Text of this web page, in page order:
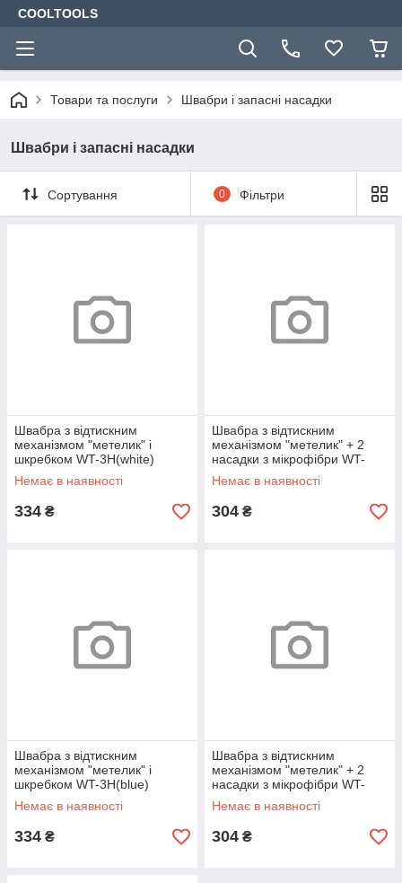
COOLTOOLS
Товари та послуги Швабри і запасні насадки
Швабри і запасні насадки
Сортування 0 Фільтри
Швабра з відтискним
механізмом "метелик" і
шкребком WT-3H(white)
Немає в наявності
334 ₴
Швабра з відтискним
механізмом "метелик" + 2
насадки з мікрофібри WT-
XH(white)
Немає в наявності
304 ₴
Швабра з відтискним
механізмом "метелик" і
шкребком WT-3H(blue)
Немає в наявності
334 ₴
Швабра з відтискним
механізмом "метелик" + 2
насадки з мікрофібри WT-
XH(blue)
Немає в наявності
304 ₴